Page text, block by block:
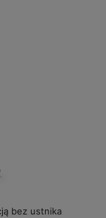
bez ustnika